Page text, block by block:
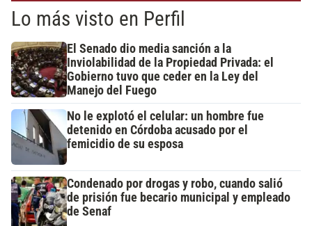
Lo más visto en Perfil
El Senado dio media sanción a la
Inviolabilidad de la Propiedad Privada: el
Gobierno tuvo que ceder en la Ley del
Manejo del Fuego
No le explotó el celular: un hombre fue
detenido en Córdoba acusado por el
femicidio de su esposa
Condenado por drogas y robo, cuando salió
de prisión fue becario municipal y empleado
de Senaf